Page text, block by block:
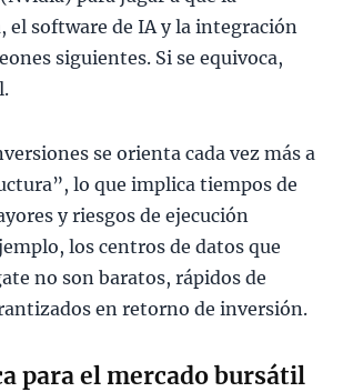
software de IA y la integración
siguientes. Si se equivoca,
se orienta cada vez más a
lo que implica tiempos de
y riesgos de ejecución
los centros de datos que
no son baratos, rápidos de
en retorno de inversión.
para el mercado bursátil